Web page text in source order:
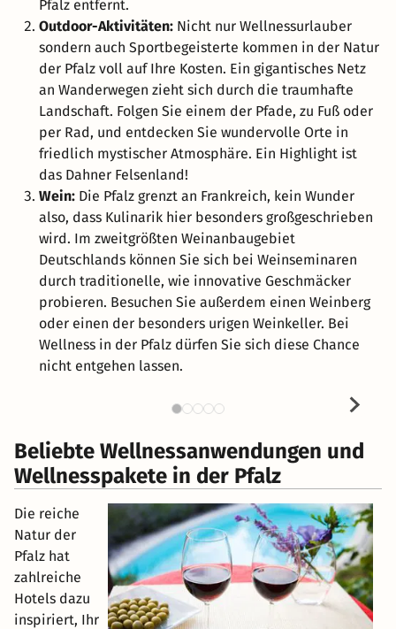
Pfalz entfernt.
Outdoor-Aktivitäten: Nicht nur Wellnessurlauber
sondern auch Sportbegeisterte kommen in der Natur
der Pfalz voll auf Ihre Kosten. Ein gigantisches Netz
an Wanderwegen zieht sich durch die traumhafte
Landschaft. Folgen Sie einem der Pfade, zu Fuß oder
per Rad, und entdecken Sie wundervolle Orte in
friedlich mystischer Atmosphäre. Ein Highlight ist
das Dahner Felsenland!
Wein: Die Pfalz grenzt an Frankreich, kein Wunder
also, dass Kulinarik hier besonders großgeschrieben
wird. Im zweitgrößten Weinanbaugebiet
Deutschlands können Sie sich bei Weinseminaren
durch traditionelle, wie innovative Geschmäcker
probieren. Besuchen Sie außerdem einen Weinberg
oder einen der besonders urigen Weinkeller. Bei
Wellness in der Pfalz dürfen Sie sich diese Chance
nicht entgehen lassen.
Beliebte Wellnessanwendungen und
Wellnesspakete in der Pfalz
Die reiche
Natur der
Pfalz hat
zahlreiche
Hotels dazu
inspiriert, Ihr